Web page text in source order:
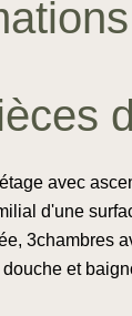
avec
d'une
3chambres
douche et